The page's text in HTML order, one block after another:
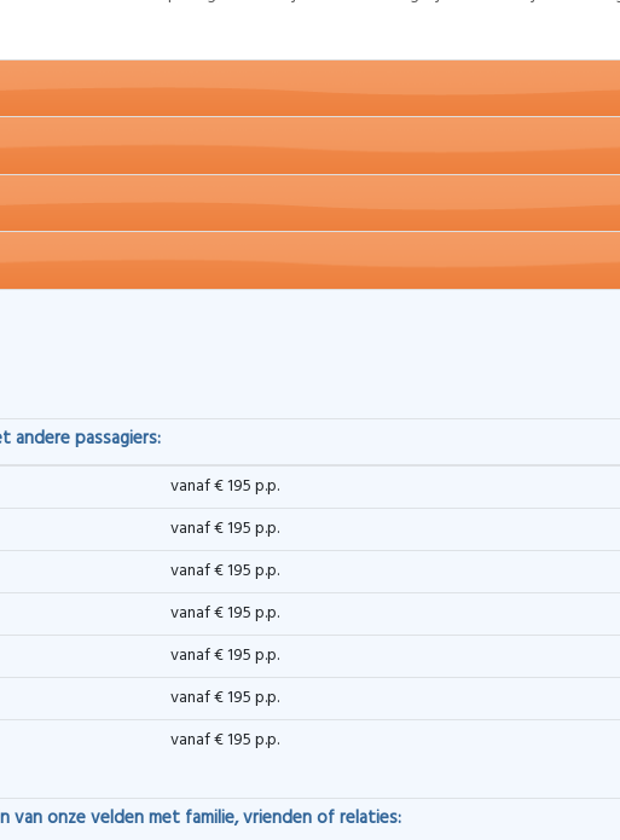
andere passagiers:
vanaf € 195 p.p.
vanaf € 195 p.p.
vanaf € 195 p.p.
vanaf € 195 p.p.
vanaf € 195 p.p.
vanaf € 195 p.p.
vanaf € 195 p.p.
van onze velden met familie, vrienden of relaties: